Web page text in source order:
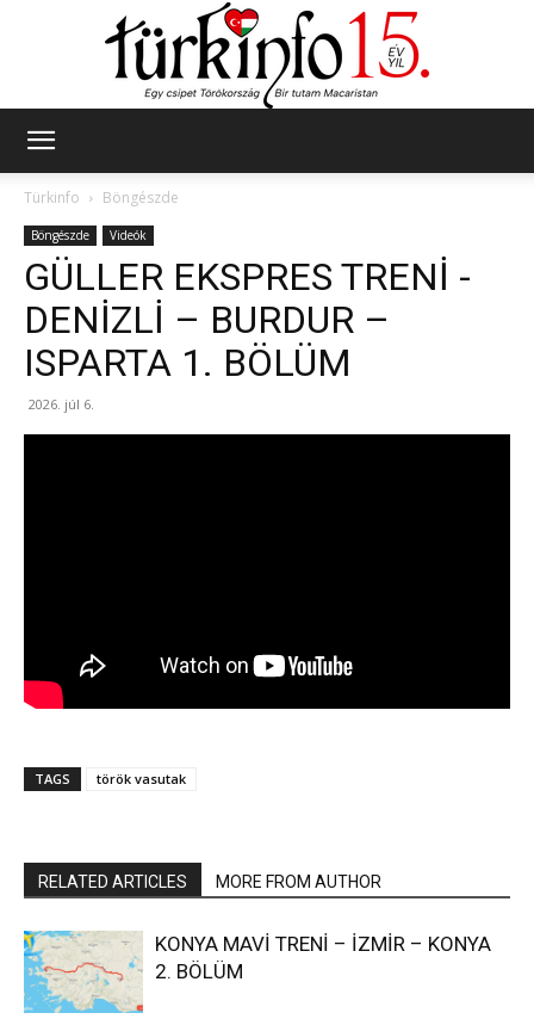
Türkinfo
Böngészde
Böngészde Videók
GÜLLER EKSPRES TRENİ -
DENİZLİ – BURDUR –
ISPARTA 1. BÖLÜM
2026. júl 6.
TAGS török vasutak
RELATED ARTICLES MORE FROM AUTHOR
KONYA MAVİ TRENİ – İZMİR – KONYA
2. BÖLÜM